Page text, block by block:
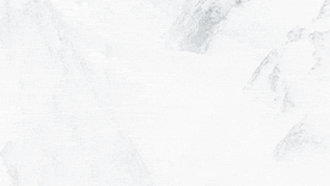
Ehrwalder Wettersteinbahnen